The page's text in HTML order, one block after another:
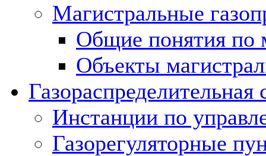
Магистральные
Общие понятия по
Объекты
Газораспределительная
Инстанции по
Газорегуляторные